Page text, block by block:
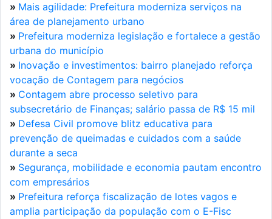
» Mais agilidade: Prefeitura moderniza serviços na
área de planejamento urbano
» Prefeitura moderniza legislação e fortalece a gestão
urbana do município
» Inovação e investimentos: bairro planejado reforça
vocação de Contagem para negócios
» Contagem abre processo seletivo para
subsecretário de Finanças; salário passa de R$ 15 mil
» Defesa Civil promove blitz educativa para
prevenção de queimadas e cuidados com a saúde
durante a seca
» Segurança, mobilidade e economia pautam encontro
com empresários
» Prefeitura reforça fiscalização de lotes vagos e
amplia participação da população com o E-Fisc